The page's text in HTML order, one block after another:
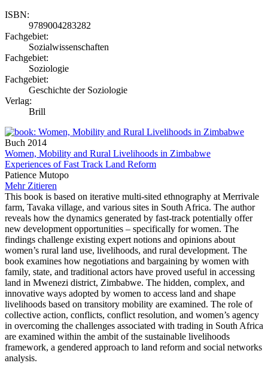
ISBN:
9789004283282
Fachgebiet:
Sozialwissenschaften
Fachgebiet:
Soziologie
Fachgebiet:
Geschichte der Soziologie
Verlag:
Brill
Buch 2014
Women, Mobility and Rural Livelihoods in Zimbabwe
Experiences of Fast Track Land Reform
Patience Mutopo
Mehr Zitieren
This book is based on iterative multi-sited ethnography at Merrivale
farm, Tavaka village, and various sites in South Africa. The author
reveals how the dynamics generated by fast-track potentially offer
new development opportunities – specifically for women. The
findings challenge existing expert notions and opinions about
women’s rural land use, livelihoods, and rural development. The
book examines how negotiations and bargaining by women with
family, state, and traditional actors have proved useful in accessing
land in Mwenezi district, Zimbabwe. The hidden, complex, and
innovative ways adopted by women to access land and shape
livelihoods based on transitory mobility are examined. The role of
collective action, conflicts, conflict resolution, and women’s agency
in overcoming the challenges associated with trading in South Africa
are examined within the ambit of the sustainable livelihoods
framework, a gendered approach to land reform and social networks
analysis.